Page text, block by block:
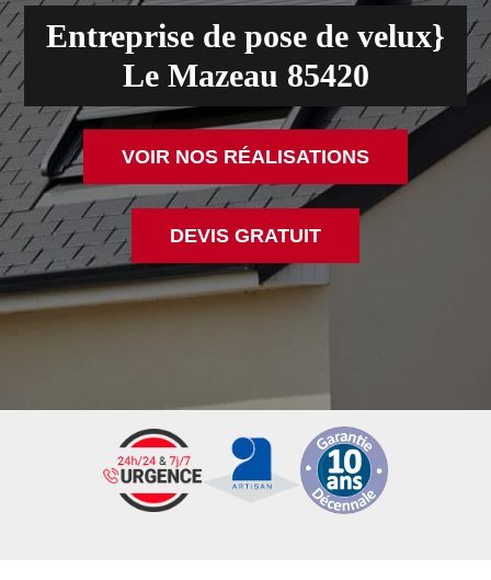
Entreprise de pose de velux}
Le Mazeau 85420
VOIR NOS RÉALISATIONS
DEVIS GRATUIT